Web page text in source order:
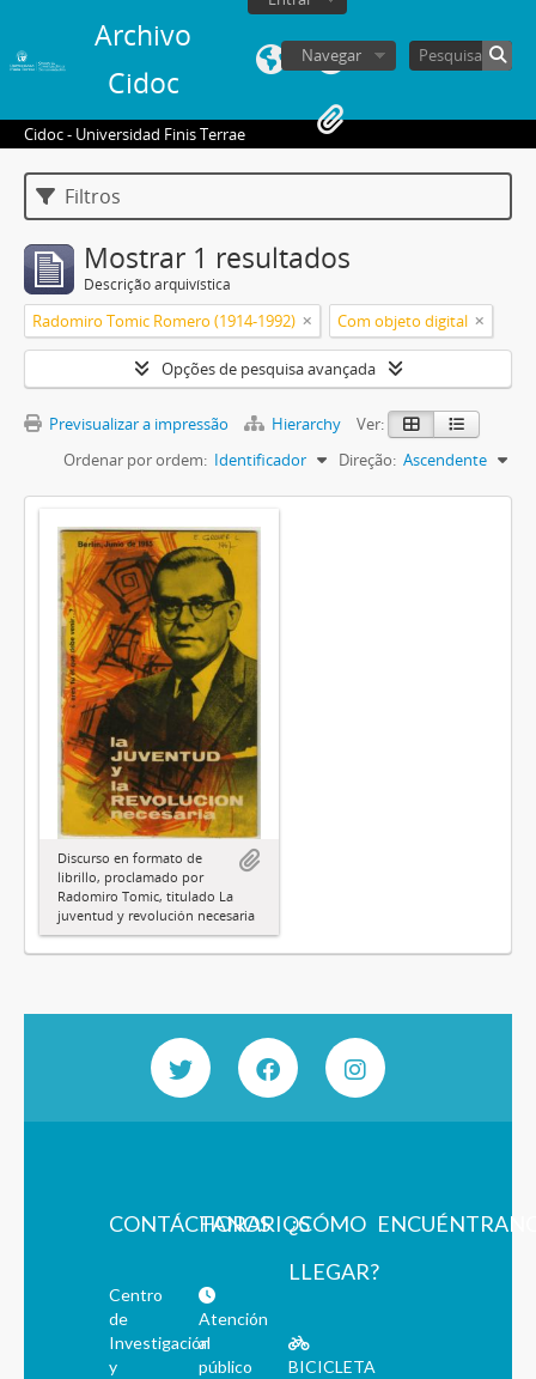
Archivo
Cidoc
Navegar
Cidoc - Universidad Finis Terrae
Filtros
Mostrar 1 resultados
Descrição arquivística
Radomiro Tomic Romero (1914-1992) Com objeto digital
Opções de pesquisa avançada
Previsualizar a impressão Hierarchy
Ver:
Ordenar por ordem: Identificador Direção: Ascendente
Discurso en formato de
librillo, proclamado por
Radomiro Tomic, titulado La
juventud y revolución necesaria
CONTÁCTANOS
Centro
de
Investigación
y
HORARIOS
Atención
al
público
¿CÓMO
LLEGAR?
BICICLETA